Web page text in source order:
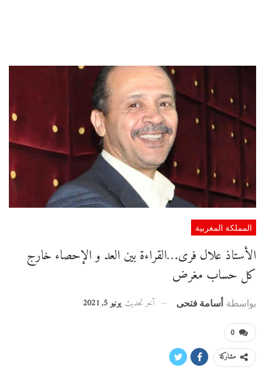
المملكة المغربية
الأستاذ علال فرى…القراءة بين العد و الإحصاء خارج
كل حساب مغرض
بواسطة أسامة فتحى آخر تحديث يونيو 5, 2021
0
مشاركة